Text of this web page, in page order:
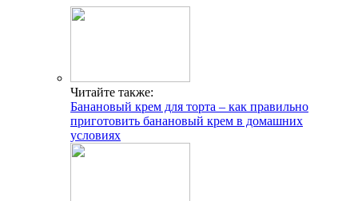
Читайте также:
Банановый крем для торта – как правильно
приготовить банановый крем в домашних
условиях